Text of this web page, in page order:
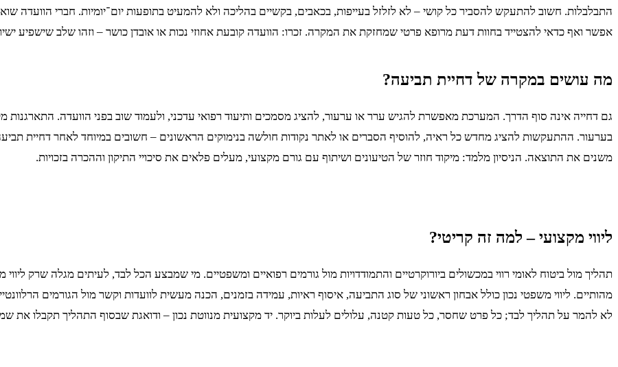
התבלבלות. חשוב להתעקש להסביר כל קושי – לא לזלזל בעייפות, בכאבים, בקשיים בהליכה ולא להמעיט בתופעות יום־יומיות. חברי הוועדה
אפשר ואף כדאי להצטייד בחוות דעת מרופא פרטי שמחזקת את המקרה. זכרו: הוועדה קובעת אחוזי נכות או אובדן כושר – וזהו שלב שישפיע
מה עושים במקרה של דחיית תביעה?
גם דחייה אינה סוף הדרך. המערכת מאפשרת להגיש ערר או ערעור, להציג מסמכים ותיעוד רפואי עדכני, ולעמוד שוב בפני הוועדה. התארגנות
בערעור. ההתעקשות להציג מחדש כל ראיה, להוסיף הסברים או לאתר נקודות חולשה בנימוקים הראשונים – חשובים במיוחד לאחר דחיית
משנים את התוצאה. הניסיון מלמד: מיקוד חוזר של הטיעונים ושיתוף עם גורם מקצועי, מעלים פלאים את סיכויי התיקון וההכרה בזכויות.
ליווי מקצועי – למה זה קריטי?
תהליך מול ביטוח לאומי רווי במכשולים ביורוקרטיים והתמודדויות מול גורמים רפואיים ומשפטיים. מי שמבצע הכל לבד, לעיתים מגלה שרק
מהותיים. ליווי משפטי נכון כולל אבחון ראשוני של סוג התביעה, איסוף ראיות, עמידה בזמנים, הכנה מעשית לוועדות וקשר מול הגורמים
לא להמר על תהליך לבד; כל פרט שחסר, כל טעות קטנה, עלולים לעלות ביוקר. יד מקצועית מנווטת נכון – ודואגת שבסוף התהליך תקבלו את